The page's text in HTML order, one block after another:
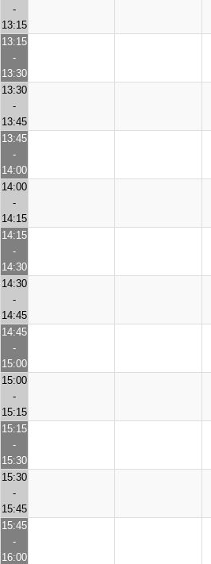
-
13:15
13:15
-
13:30
13:30
-
13:45
13:45
-
14:00
14:00
-
14:15
14:15
-
14:30
14:30
-
14:45
14:45
-
15:00
15:00
-
15:15
15:15
-
15:30
15:30
-
15:45
15:45
-
16:00